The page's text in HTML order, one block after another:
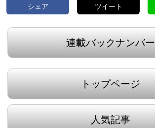
シェア ツイート
連載バックナンバー
トップページ
人気記事